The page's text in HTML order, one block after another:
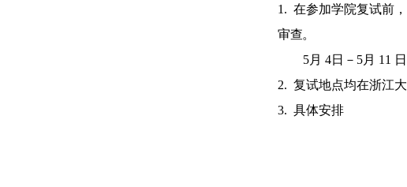
1. 在参加学院复试前
审查。
5月 4日－5月 11
2. 复试地点均在浙江
3. 具体安排